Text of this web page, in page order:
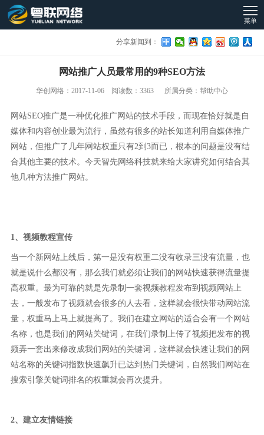
菜单
分享新闻到：
网站推广人员最常用的9种SEO方法
华创网络：2017-11-06 阅读数：3363 所属分类：帮助中心
网站SEO推广是一种优化推广网站的技术手段，而现在恰好就是自
媒体和内容创业最为流行，虽然有很多的站长知道利用自媒体推广
网站，但推广了几年网站权重只有2到3而已，根本的问题是没有结
合其他主要的技术。今天智先网络科技就来给大家讲究如何结合其
他几种方法推广网站。
1、视频教程宣传
当一个新网站上线后，第一是没有权重二没有收录三没有流量，也
就是说什么都没有，那么我们就必须让我们的网站快速获得流量提
高权重。最为可靠的就是先录制一套视频教程发布到视频网站上
去，一般发布了视频就会很多的人去看，这样就会很快带动网站流
量，权重马上马上就提高了。我们在建立网站的适合会有一个网站
名称，也是我们的网站关键词，在我们录制上传了视频把发布的视
频弄一套出来修改成我们网站的关键词，这样就会快速让我们的网
站名称的关键词指数快速飙升已达到热门关键词，自然我们网站在
搜索引擎关键词排名的权重就会再次提升。
2、建立友情链接